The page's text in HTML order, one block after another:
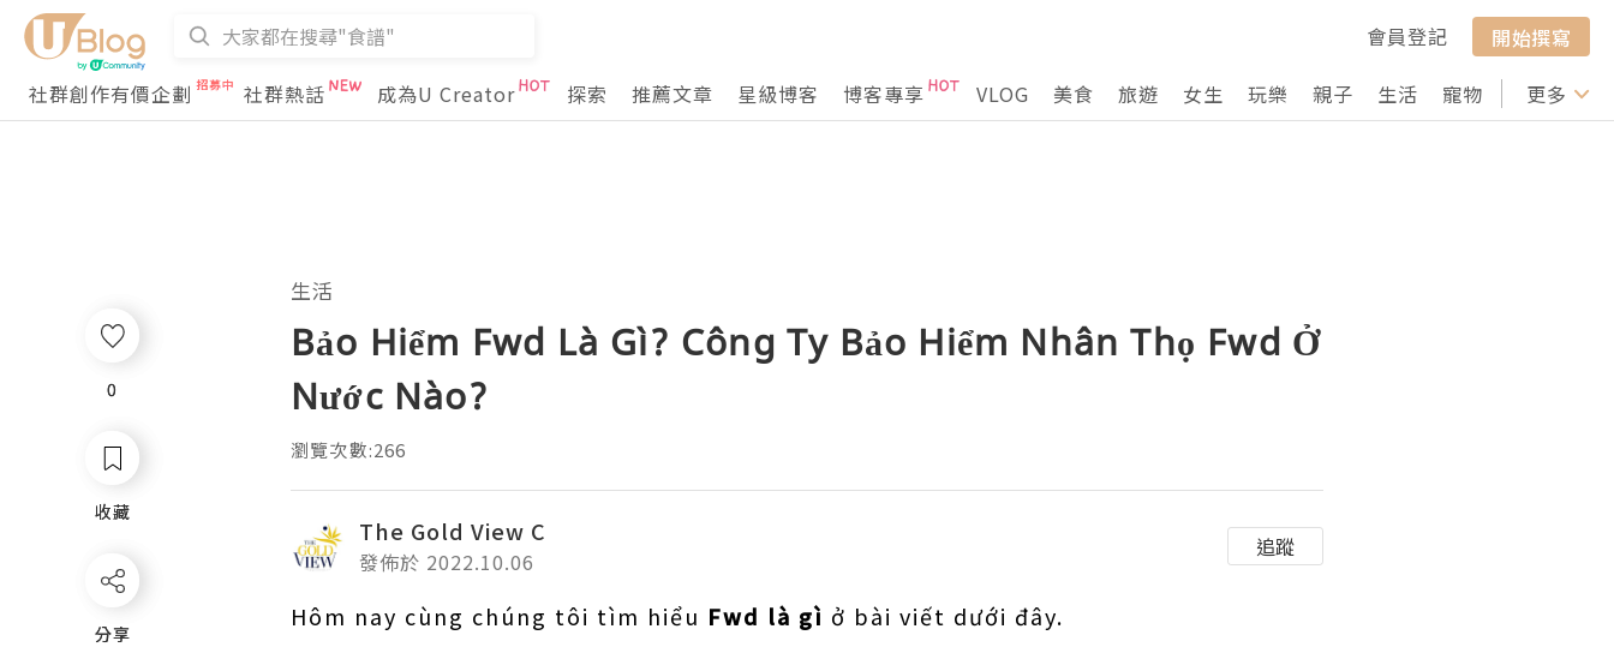
會員登記
開始撰寫
社群創作有價企劃
社群熱話 成為U Creator 探索 推薦文章 星級博客 博客專享 VLOG 美食 旅遊 女生 玩樂 親子 生活 寵物 行山 打卡
更多
0
收藏
分享
生活
Bảo Hiểm Fwd Là Gì? Công Ty Bảo Hiểm Nhân Thọ Fwd Ở
Nước Nào?
瀏覽次數:266
The Gold View C
發佈於 2022.10.06
追蹤
Hôm nay cùng chúng tôi tìm hiểu Fwd là gì ở bài viết dưới đây.
0
收藏
分享